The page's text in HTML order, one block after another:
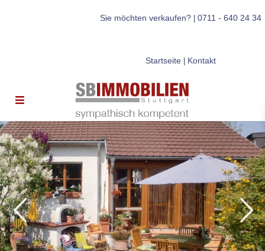
Sie möchten verkaufen?| 0711 - 640 24 34
Startseite| Kontakt